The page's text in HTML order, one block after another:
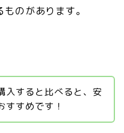
のがあります。
入すると比べると、安
すすめです！